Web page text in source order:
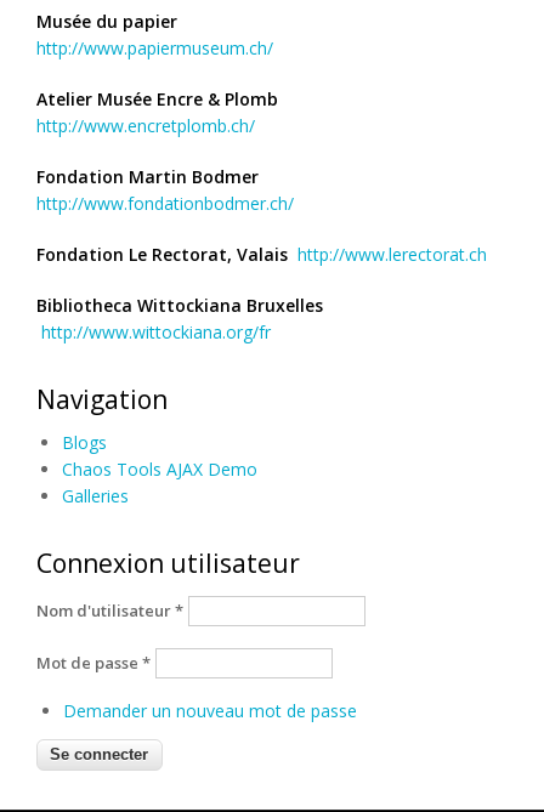
Musée du papier
http://www.papiermuseum.ch/
Atelier Musée Encre & Plomb
http://www.encretplomb.ch/
Fondation Martin Bodmer
http://www.fondationbodmer.ch/
Fondation Le Rectorat, Valais http://www.lerectorat.ch
Bibliotheca Wittockiana Bruxelles
http://www.wittockiana.org/fr
Navigation
Blogs
Chaos Tools AJAX Demo
Galleries
Connexion utilisateur
Nom d'utilisateur*
Mot de passe *
Demander un nouveau mot de passe